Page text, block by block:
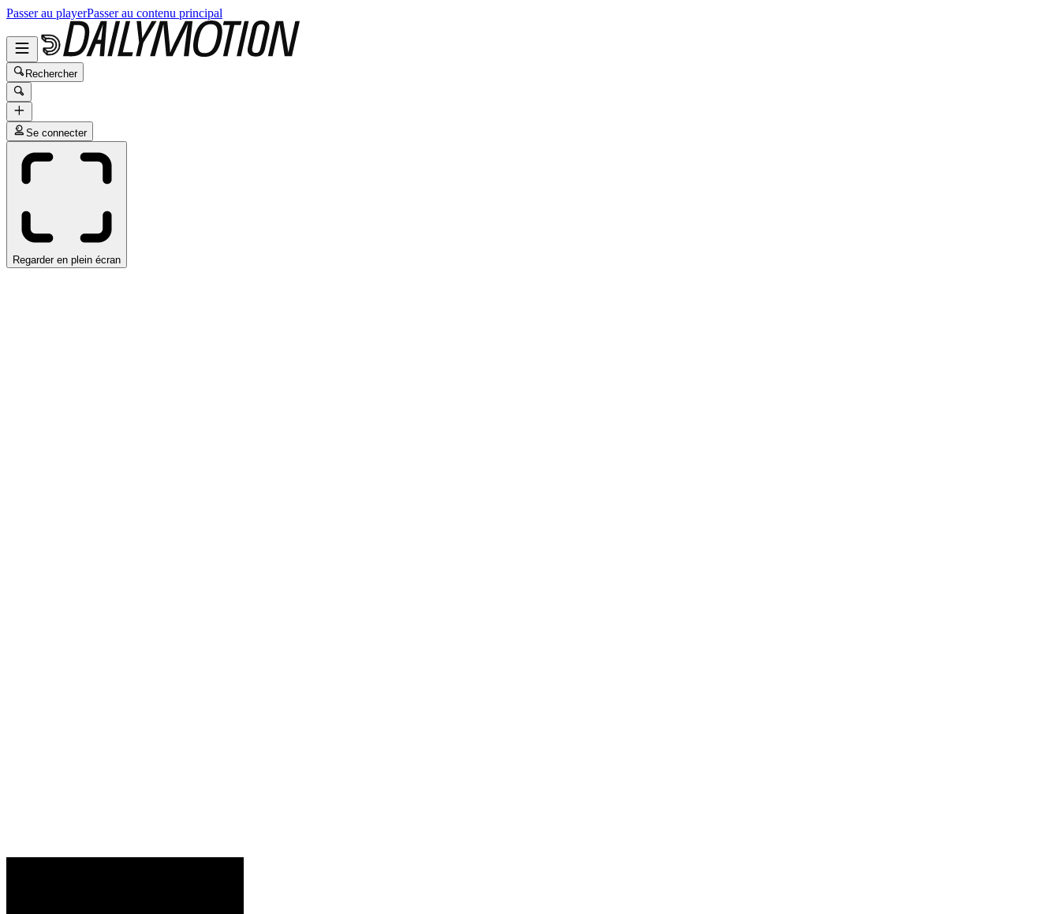
Passer au playerPasser au contenu principal
Rechercher
Se connecter
Regarder en plein écran